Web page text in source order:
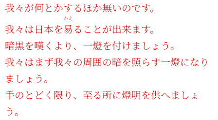
我々が何とかするほか無いのです。
我々は日本を易
かえ
ることが出来ます。
暗黒を嘆くより、一燈を付けましょう。
我々はまず我々の周囲の暗を照らす一燈になり
ましょう。
手のとどく限り、至る所に燈明を供へましょ
う。